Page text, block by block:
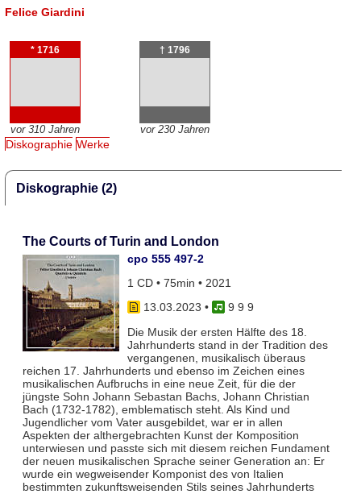
Felice Giardini
* 1716
vor 310 Jahren
† 1796
vor 230 Jahren
Diskographie Werke
Diskographie (2)
The Courts of Turin and London
cpo 555 497-2
1 CD • 75min • 2021
13.03.2023 •
9 9 9
Die Musik der ersten Hälfte des 18.
Jahrhunderts stand in der Tradition des
vergangenen, musikalisch überaus
reichen 17. Jahrhunderts und ebenso im Zeichen eines
musikalischen Aufbruchs in eine neue Zeit, für die der
jüngste Sohn Johann Sebastan Bachs, Johann Christian
Bach (1732-1782), emblematisch steht. Als Kind und
Jugendlicher vom Vater ausgebildet, war er in allen
Aspekten der althergebrachten Kunst der Komposition
unterwiesen und passte sich mit diesem reichen Fundament
der neuen musikalischen Sprache seiner Generation an: Er
wurde ein wegweisender Komponist des von Italien
bestimmten zukunftsweisenden Stils seines Jahrhunderts